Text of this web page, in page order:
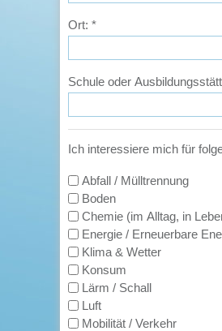
Ort: *
Schule oder
Ich interessiere mich für
Abfall / Mülltrennung
Boden
Chemie (im Alltag, in
Energie / Erneuerbare
Klima & Wetter
Konsum
Lärm / Schall
Luft
Mobilität / Verkehr